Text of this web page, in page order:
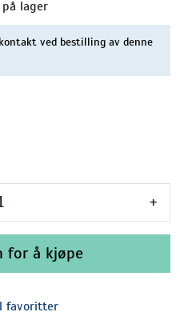
på lager
kontakt ved bestilling av denne
+
for å kjøpe
favoritter